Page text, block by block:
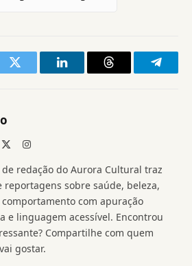
Twitter LinkedInThreads
Instagram
redação do Aurora Cultural traz
reportagens sobre saúde, beleza,
com apuração
e linguagem acessível. Encontrou
Compartilhe com quem
gostar.